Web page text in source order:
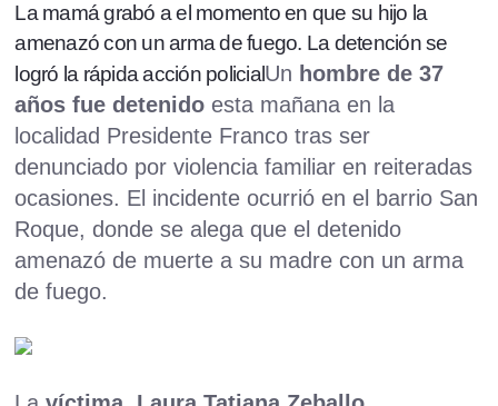
La mamá grabó a el momento en que su hijo la
amenazó con un arma de fuego. La detención se
logró la rápida acción policialUn hombre de 37
años fue detenido esta mañana en la
localidad Presidente Franco tras ser
denunciado por violencia familiar en reiteradas
ocasiones. El incidente ocurrió en el barrio San
Roque, donde se alega que el detenido
amenazó de muerte a su madre con un arma
de fuego.